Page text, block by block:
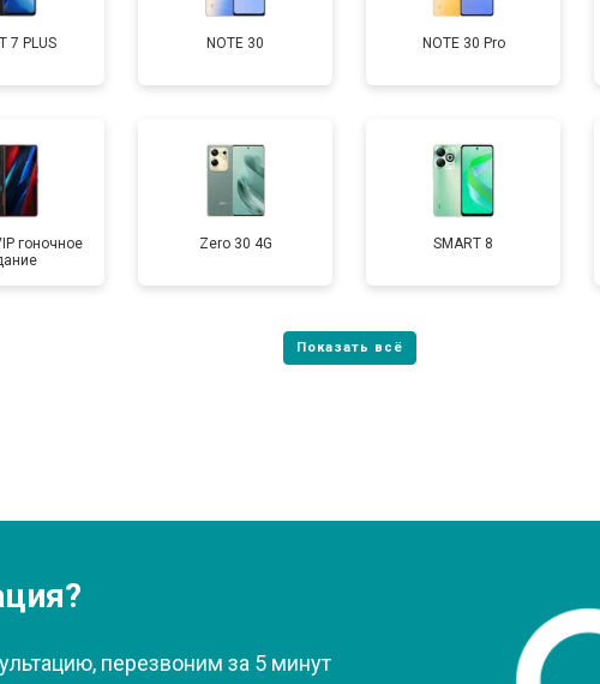
от 90 мин
7 PLUS NOTE 30 NOTE 30 Pro
гоночное
Zero 30 4G SMART 8
перезвоним за 5 минут